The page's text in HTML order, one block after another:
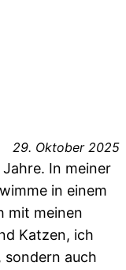
29. Oktober 2025
In meiner
in einem
mit meinen
Katzen, ich
sondern auch